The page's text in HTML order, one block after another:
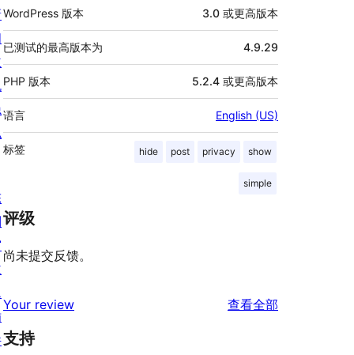
WordPress 版本 3.0 或更高版本
已测试的最高版本为 4.9.29
PHP 版本 5.2.4 或更高版本
语言 English (US)
标签 hide post privacy show
simple
评级
尚未提交反馈。
Your review 查看全部
支持